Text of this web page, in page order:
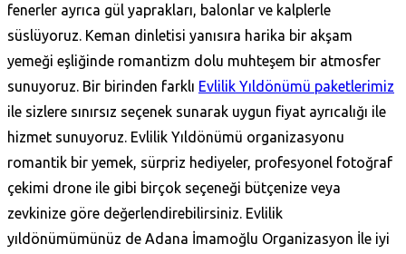
fenerler ayrıca gül yaprakları, balonlar ve kalplerle
süslüyoruz. Keman dinletisi yanısıra harika bir akşam
yemeği eşliğinde romantizm dolu muhteşem bir atmosfer
sunuyoruz. Bir birinden farklı Evlilik Yıldönümü paketlerimiz
ile sizlere sınırsız seçenek sunarak uygun fiyat ayrıcalığı ile
hizmet sunuyoruz. Evlilik Yıldönümü organizasyonu
romantik bir yemek, sürpriz hediyeler, profesyonel fotoğraf
çekimi drone ile gibi birçok seçeneği bütçenize veya
zevkinize göre değerlendirebilirsiniz. Evlilik
yıldönümümünüz de Adana İmamoğlu Organizasyon İle iyi